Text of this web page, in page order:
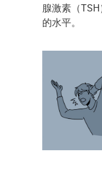
腺激素（TSH
的水平。